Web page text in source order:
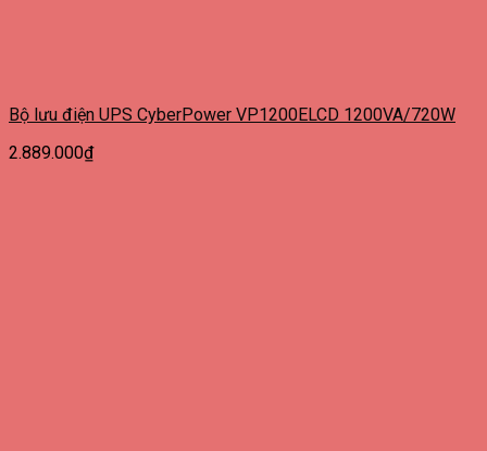
Bộ lưu điện UPS CyberPower VP1200ELCD 1200VA/720W
2.889.000₫